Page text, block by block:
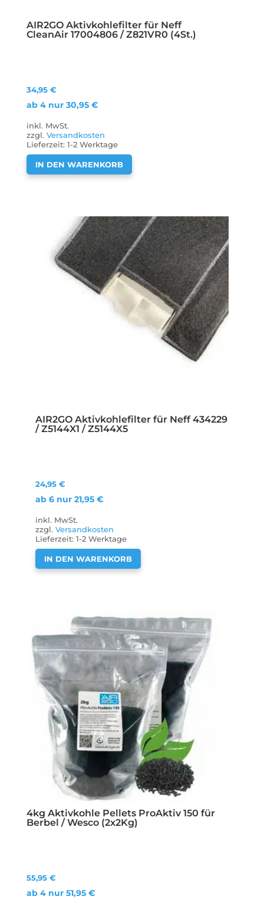
AIR2GO Aktivkohlefilter für Neff
CleanAir 17004806 / Z821VR0 (4St.)
34,95€
ab 4 nur30,95€
inkl. MwSt.
zzgl.Versandkosten
Lieferzeit:1-2 Werktage
IN DEN WARENKORB
AIR2GO Aktivkohlefilter für Neff 434229
/ Z5144X1 / Z5144X5
24,95 €
ab 6 nur 21,95 €
inkl. MwSt.
zzgl. Versandkosten
Lieferzeit: 1-2 Werktage
IN DEN WARENKORB
4kg Aktivkohle Pellets ProAktiv 150 für
Berbel / Wesco (2x2Kg)
55,95€
ab 4 nur51,95€